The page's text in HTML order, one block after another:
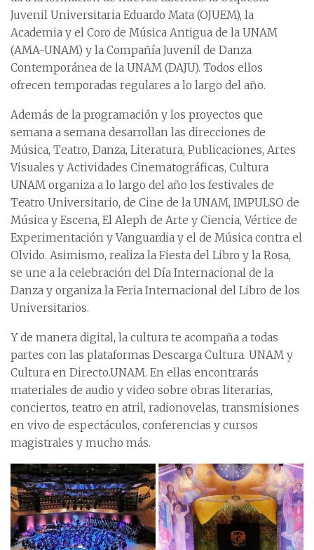
Juvenil Universitaria Eduardo Mata (OJUEM), la
Academia y el Coro de Música Antigua de la UNAM
(AMA-UNAM) y la Compañía Juvenil de Danza
Contemporánea de la UNAM (DAJU). Todos ellos
ofrecen temporadas regulares a lo largo del año.
Además de la programación y los proyectos que
semana a semana desarrollan las direcciones de
Música, Teatro, Danza, Literatura, Publicaciones, Artes
Visuales y Actividades Cinematográficas, Cultura
UNAM organiza a lo largo del año los festivales de
Teatro Universitario, de Cine de la UNAM, IMPULSO de
Música y Escena, El Aleph de Arte y Ciencia, Vértice de
Experimentación y Vanguardia y el de Música contra el
Olvido. Asimismo, realiza la Fiesta del Libro y la Rosa,
se une a la celebración del Día Internacional de la
Danza y organiza la Feria Internacional del Libro de los
Universitarios.
Y de manera digital, la cultura te acompaña a todas
partes con las plataformas Descarga Cultura. UNAM y
Cultura en Directo.UNAM. En ellas encontrarás
materiales de audio y video sobre obras literarias,
conciertos, teatro en atril, radionovelas, transmisiones
en vivo de espectáculos, conferencias y cursos
magistrales y mucho más.